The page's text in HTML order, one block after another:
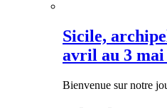
Sicile,
avril au 3 mai
Bienvenue sur notre